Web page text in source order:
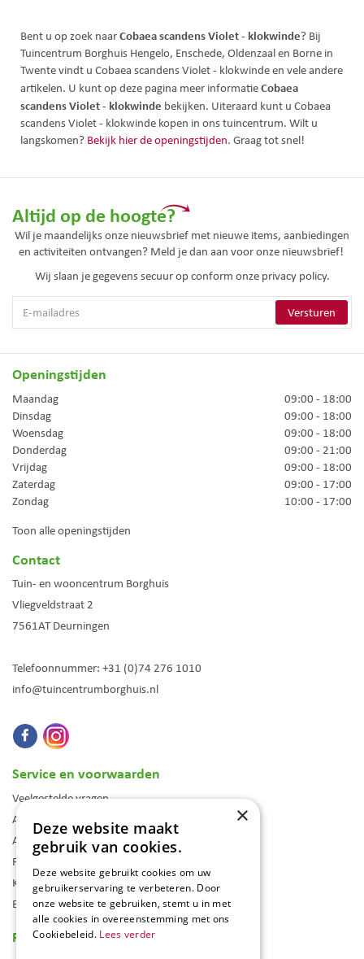
Bent u op zoek naarCobaea scandens Violet - klokwinde? Bij
Tuincentrum Borghuis Hengelo, Enschede, Oldenzaal en Borne in
Twente vindt u Cobaea scandens Violet - klokwinde en vele andere
artikelen. U kunt op deze pagina meer informatieCobaea
scandens Violet - klokwinde bekijken. Uiteraard kunt u Cobaea
scandens Violet - klokwinde kopen in ons tuincentrum. Wilt u
langskomen? Bekijk hier de openingstijden. Graag tot snel!
Altijd op de hoogte?
Wil je maandelijks onze nieuwsbrief met nieuwe items, aanbiedingen
en activiteiten ontvangen? Meld je dan aan voor onze nieuwsbrief!
Wij slaan je gegevens secuur op conform onze privacy policy.
Openingstijden
Maandag
09:00 - 18:00
Dinsdag
09:00 - 18:00
Woensdag
09:00 - 18:00
Donderdag
09:00 - 21:00
Vrijdag
09:00 - 18:00
Zaterdag
09:00 - 17:00
Zondag
10:00 - 17:00
Toon alle openingstijden
Contact
Tuin- en wooncentrum Borghuis
Vliegveldstraat 2
7561AT Deurningen
Telefoonnummer: +31 (0)74 276 1010
info@tuincentrumborghuis.nl
Service en voorwaarden
Veelgestelde vragen
Algemene voorwaarden
Assortiment
Folder
Klantenkaart
Blog
Reviews
×
Deze website maakt
gebruik van cookies.
Deze website gebruikt cookies om uw
gebruikerservaring te verbeteren. Door
onze website te gebruiken, stemt u in met
alle cookies in overeenstemming met ons
Cookiebeleid. Lees verder